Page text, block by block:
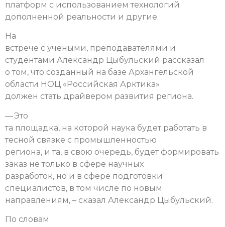
платформ с использованием технологий
дополненной реальности и другие.
На
встрече с учеными, преподавателями и
студентами Александр Цыбульский рассказал
о том, что созданный на базе Архангельской
области НОЦ «Российская Арктика»
должен стать драйвером развития региона.
— Это
та площадка, на которой наука будет работать в
тесной связке с промышленностью
региона, и та, в свою очередь, будет формировать
заказ не только в сфере научных
разработок, но и в сфере подготовки
специалистов, в том числе по новым
направлениям, – сказал Александр Цыбульский.
По словам